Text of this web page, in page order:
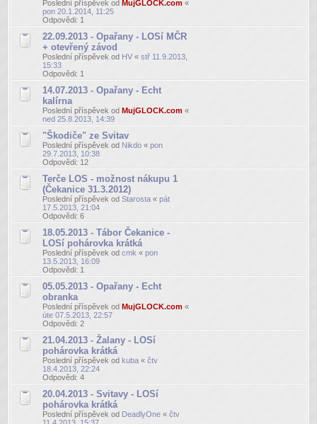
Poslední příspěvek od MujGLOCK.com «
pon 20.1.2014, 11:25
Odpovědi: 1
22.09.2013 - Opařany - LOSí MČR
+ otevřený závod
Poslední příspěvek od HV « stř 11.9.2013,
15:33
Odpovědi: 1
14.07.2013 - Opařany - Echt
kalírna
Poslední příspěvek od MujGLOCK.com «
ned 25.8.2013, 14:39
"Škodiče" ze Svitav
Poslední příspěvek od Nikdo « pon
29.7.2013, 10:38
Odpovědi: 12
Terče LOS - možnost nákupu 1
(Čekanice 31.3.2012)
Poslední příspěvek od Starosta « pát
17.5.2013, 21:04
Odpovědi: 6
18.05.2013 - Tábor Čekanice -
LOSí pohárovka krátká
Poslední příspěvek od cmk « pon
13.5.2013, 16:09
Odpovědi: 1
05.05.2013 - Opařany - Echt
obranka
Poslední příspěvek od MujGLOCK.com «
úte 07.5.2013, 22:57
Odpovědi: 2
21.04.2013 - Žalany - LOSí
pohárovka krátká
Poslední příspěvek od kuba « čtv
18.4.2013, 22:24
Odpovědi: 4
20.04.2013 - Svitavy - LOSí
pohárovka krátká
Poslední příspěvek od DeadlyOne « čtv
11.4.2013, 15:37